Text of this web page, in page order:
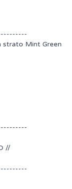
strato Mint Green
//